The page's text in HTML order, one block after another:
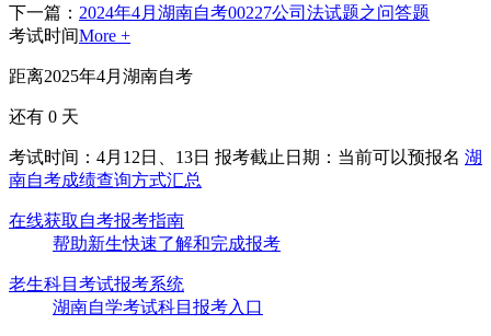
下一篇： 2024年4月湖南自考00227公司法试题之问答题
考试时间More +
距离2025年4月湖南自考
还有 0 天
考试时间：4月12日、13日 报考截止日期：当前可以预报名 湖
南自考成绩查询方式汇总
在线获取自考报考指南
帮助新生快速了解和完成报考
老生科目考试报考系统
湖南自学考试科目报考入口